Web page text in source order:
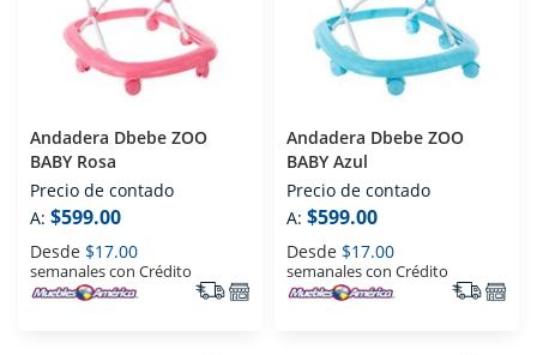
Andadera Dbebe ZOO
BABY Rosa
Precio de contado
A: $599.00
Desde $17.00
semanales con Crédito
Andadera Dbebe ZOO
BABY Azul
Precio de contado
A: $599.00
Desde $17.00
semanales con Crédito